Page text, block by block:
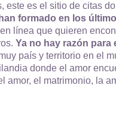
este es el sitio de citas
formado en los
línea que quieren
Ya no hay razón
país y territorio en el
donde el amor
amor, el matrimonio, la